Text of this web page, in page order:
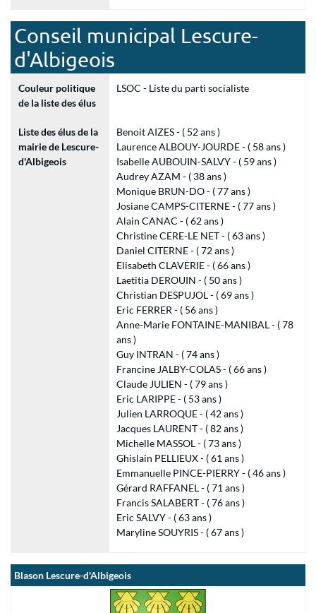
Conseil municipal Lescure-
d'Albigeois
Couleur politique
de la liste des élus
LSOC - Liste du parti socialiste
Liste des élus de la
mairie de Lescure-
d'Albigeois
Benoit AIZES - ( 52 ans )
Laurence ALBOUY-JOURDE - ( 58 ans )
Isabelle AUBOUIN-SALVY - ( 59 ans )
Audrey AZAM - ( 38 ans )
Monique BRUN-DO - ( 77 ans )
Josiane CAMPS-CITERNE - ( 77 ans )
Alain CANAC - ( 62 ans )
Christine CERE-LE NET - ( 63 ans )
Daniel CITERNE - ( 72 ans )
Elisabeth CLAVERIE - ( 66 ans )
Laetitia DEROUIN - ( 50 ans )
Christian DESPUJOL - ( 69 ans )
Eric FERRER - ( 56 ans )
Anne-Marie FONTAINE-MANIBAL - ( 78
ans )
Guy INTRAN - ( 74 ans )
Francine JALBY-COLAS - ( 66 ans )
Claude JULIEN - ( 79 ans )
Eric LARIPPE - ( 53 ans )
Julien LARROQUE - ( 42 ans )
Jacques LAURENT - ( 82 ans )
Michelle MASSOL - ( 73 ans )
Ghislain PELLIEUX - ( 61 ans )
Emmanuelle PINCE-PIERRY - ( 46 ans )
Gérard RAFFANEL - ( 71 ans )
Francis SALABERT - ( 76 ans )
Eric SALVY - ( 63 ans )
Maryline SOUYRIS - ( 67 ans )
Blason Lescure-d'Albigeois